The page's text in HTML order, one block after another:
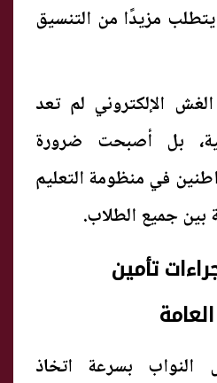
مزيدًا من التنسيق
الإلكتروني لم تعد
بل أصبحت ضرورة
في منظومة التعليم
بين جميع الطلاب.
تأمين
بسرعة اتخاذ